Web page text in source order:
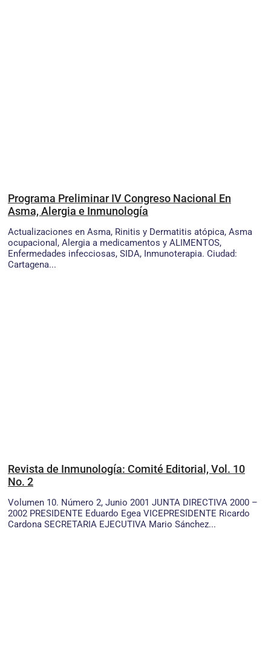
Programa Preliminar IV Congreso Nacional En
Asma, Alergia e Inmunología
Actualizaciones en Asma, Rinitis y Dermatitis atópica, Asma
ocupacional, Alergia a medicamentos y ALIMENTOS,
Enfermedades infecciosas, SIDA, Inmunoterapia. Ciudad:
Cartagena...
Revista de Inmunología: Comité Editorial, Vol. 10
No. 2
Volumen 10. Número 2, Junio 2001 JUNTA DIRECTIVA 2000 –
2002 PRESIDENTE Eduardo Egea VICEPRESIDENTE Ricardo
Cardona SECRETARIA EJECUTIVA Mario Sánchez...